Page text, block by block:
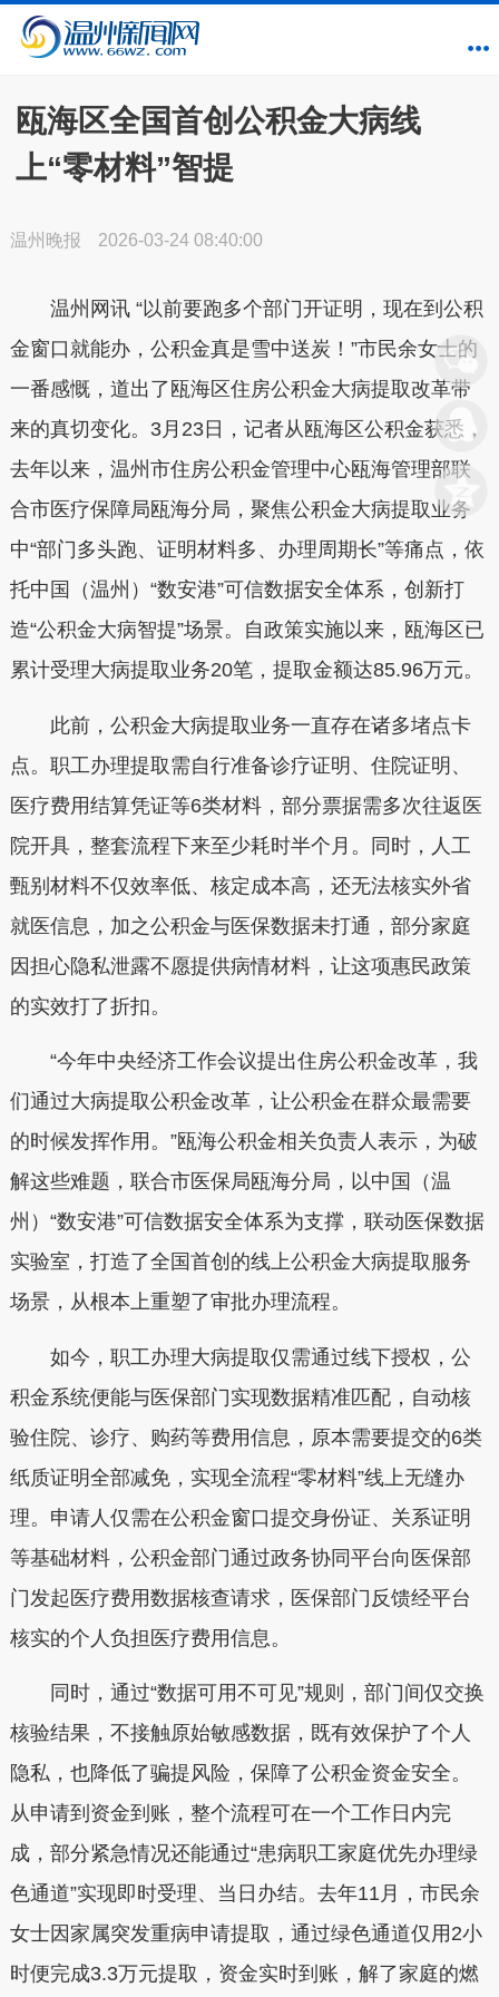
瓯海区全国首创公积金大病线
上“零材料”智提
温州晚报 2026-03-24 08:40:00
温州网讯 “以前要跑多个部门开证明，现在到公积
金窗口就能办，公积金真是雪中送炭！”市民余女士的
一番感慨，道出了瓯海区住房公积金大病提取改革带
来的真切变化。3月23日，记者从瓯海区公积金获悉，
去年以来，温州市住房公积金管理中心瓯海管理部联
合市医疗保障局瓯海分局，聚焦公积金大病提取业务
中“部门多头跑、证明材料多、办理周期长”等痛点，依
托中国（温州）“数安港”可信数据安全体系，创新打
造“公积金大病智提”场景。自政策实施以来，瓯海区已
累计受理大病提取业务20笔，提取金额达85.96万元。
此前，公积金大病提取业务一直存在诸多堵点卡
点。职工办理提取需自行准备诊疗证明、住院证明、
医疗费用结算凭证等6类材料，部分票据需多次往返医
院开具，整套流程下来至少耗时半个月。同时，人工
甄别材料不仅效率低、核定成本高，还无法核实外省
就医信息，加之公积金与医保数据未打通，部分家庭
因担心隐私泄露不愿提供病情材料，让这项惠民政策
的实效打了折扣。
“今年中央经济工作会议提出住房公积金改革，我
们通过大病提取公积金改革，让公积金在群众最需要
的时候发挥作用。”瓯海公积金相关负责人表示，为破
解这些难题，联合市医保局瓯海分局，以中国（温
州）“数安港”可信数据安全体系为支撑，联动医保数据
实验室，打造了全国首创的线上公积金大病提取服务
场景，从根本上重塑了审批办理流程。
如今，职工办理大病提取仅需通过线下授权，公
积金系统便能与医保部门实现数据精准匹配，自动核
验住院、诊疗、购药等费用信息，原本需要提交的6类
纸质证明全部减免，实现全流程“零材料”线上无缝办
理。申请人仅需在公积金窗口提交身份证、关系证明
等基础材料，公积金部门通过政务协同平台向医保部
门发起医疗费用数据核查请求，医保部门反馈经平台
核实的个人负担医疗费用信息。
同时，通过“数据可用不可见”规则，部门间仅交换
核验结果，不接触原始敏感数据，既有效保护了个人
隐私，也降低了骗提风险，保障了公积金资金安全。
从申请到资金到账，整个流程可在一个工作日内完
成，部分紧急情况还能通过“患病职工家庭优先办理绿
色通道”实现即时受理、当日办结。去年11月，市民余
女士因家属突发重病申请提取，通过绿色通道仅用2小
时便完成3.3万元提取，资金实时到账，解了家庭的燃